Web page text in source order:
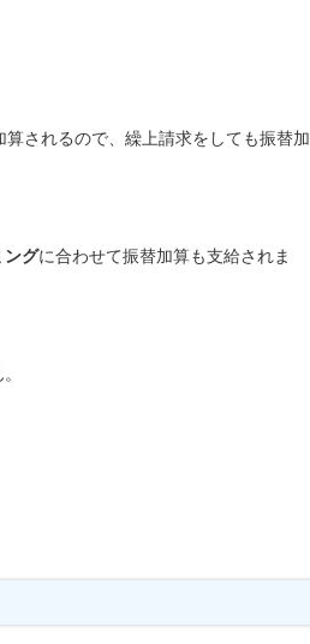
算されるので、繰上請求をしても振替加
ングに合わせて振替加算も支給されま